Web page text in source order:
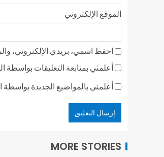
الموقع الإلكتروني
احفظ اسمي، بريدي الإلكتروني،
أعلمني بمتابعة التعليقات بواسطة
أعلمني بالمواضيع الجديدة بواسطة
MORE STORIES